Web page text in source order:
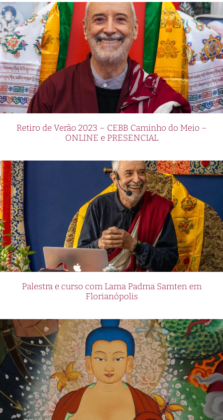
Retiro de Verão 2023 – CEBB Caminho do Meio –
ONLINE e PRESENCIAL
Palestra e curso com Lama Padma Samten em
Florianópolis